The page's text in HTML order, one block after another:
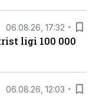
06.08.26, 17:32
ligi 100 000
06.08.26, 12:03